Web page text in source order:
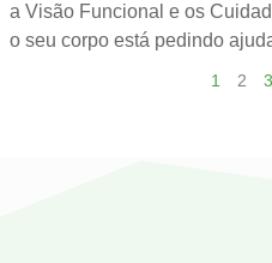
a Visão Funcional e os
o seu corpo está pedindo
1 2 3